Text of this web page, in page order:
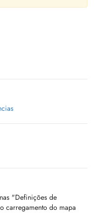
"Definições de
carregamento do mapa